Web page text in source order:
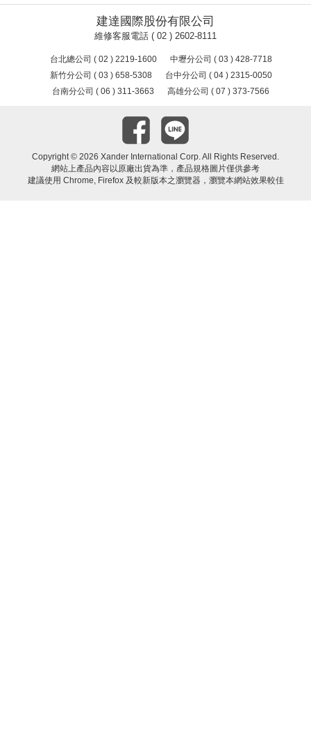
建達國際股份有限公司
維修客服電話 ( 02 ) 2602-8111
台北總公司 ( 02 ) 2219-1600
中壢分公司 ( 03 ) 428-7718
新竹分公司 ( 03 ) 658-5308
台中分公司 ( 04 ) 2315-0050
台南分公司 ( 06 ) 311-3663
高雄分公司 ( 07 ) 373-7566
Copyright © 2026 Xander International Corp. All Rights Reserved.
網站上產品內容以原廠出貨為準，產品規格圖片僅供參考
建議使用 Chrome, Firefox 及較新版本之瀏覽器，瀏覽本網站效果較佳